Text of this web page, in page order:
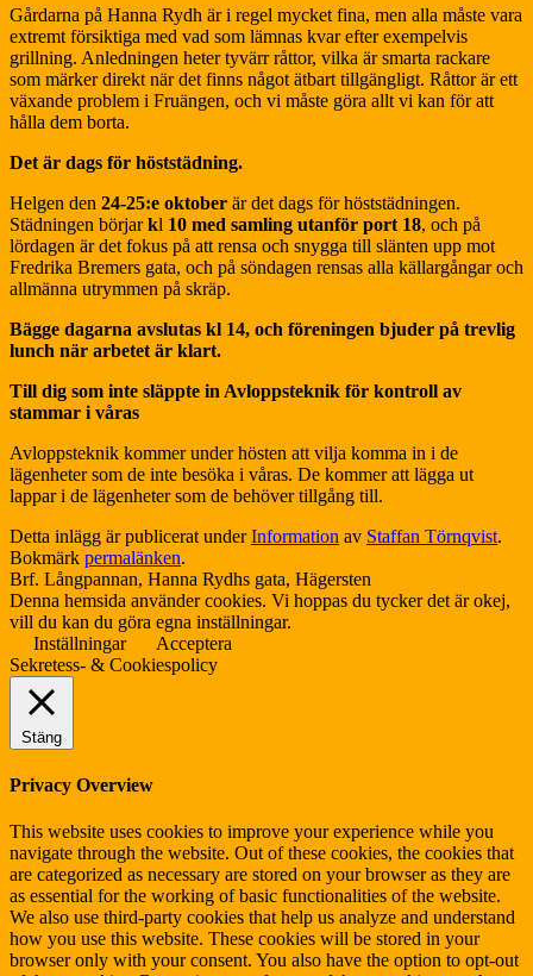
Gårdarna på Hanna Rydh är i regel mycket fina, men alla måste vara
extremt försiktiga med vad som lämnas kvar efter exempelvis
grillning. Anledningen heter tyvärr råttor, vilka är smarta rackare
som märker direkt när det finns något ätbart tillgängligt. Råttor är ett
växande problem i Fruängen, och vi måste göra allt vi kan för att
hålla dem borta.
Det är dags för höststädning.
Helgen den 24-25:e oktober är det dags för höststädningen.
Städningen börjarkl 10 med samling utanför port 18, och på
lördagen är det fokus på att rensa och snygga till slänten upp mot
Fredrika Bremers gata, och på söndagen rensas alla källargångar och
allmänna utrymmen på skräp.
Bägge dagarna avslutas kl 14, och föreningen bjuder på trevlig
lunch när arbetet är klart.
Till dig som inte släppte in Avloppsteknik för kontroll av
stammar i våras
Avloppsteknik kommer under hösten att vilja komma in i de
lägenheter som de inte besöka i våras. De kommer att lägga ut
lappar i de lägenheter som de behöver tillgång till.
Detta inlägg är publicerat underInformation av Staffan Törnqvist.
Bokmärk permalänken.
Brf. Långpannan, Hanna Rydhs gata, Hägersten
Denna hemsida använder cookies. Vi hoppas du tycker det är okej,
vill du kan du göra egna inställningar.
Inställningar
Acceptera
Sekretess- & Cookiespolicy
Stäng
Privacy Overview
This website uses cookies to improve your experience while you
navigate through the website. Out of these cookies, the cookies that
are categorized as necessary are stored on your browser as they are
as essential for the working of basic functionalities of the website.
We also use third-party cookies that help us analyze and understand
how you use this website. These cookies will be stored in your
browser only with your consent. You also have the option to opt-out